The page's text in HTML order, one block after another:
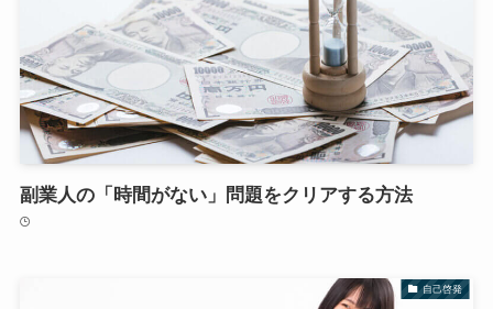
副業人の「時間がない」問題をクリアする方法
自己啓発